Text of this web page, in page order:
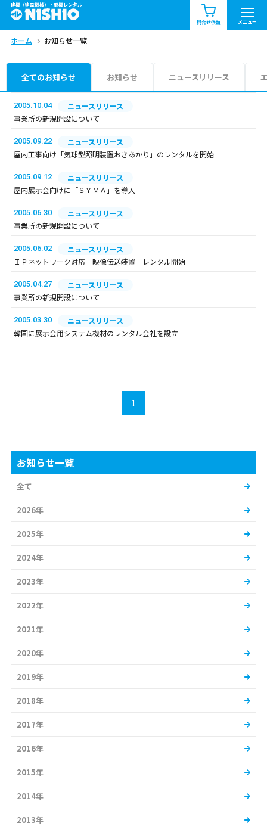
建機（建設機械）・重機レンタル
問合せ依頼 メニュー
商品一覧 お知らせ一覧
問合せ依頼リスト
エリア情報を見る
ホーム お知らせ一覧
全てのお知らせ お知らせ ニュースリリース
2005.10.04
ニュースリリース
事業所の新規開設について
2005.09.22
ニュースリリース
屋内工事向け「気球型照明装置おきあかり」のレンタルを開始
2005.09.12
ニュースリリース
屋内展示会向けに「ＳＹＭＡ」を導入
2005.06.30
ニュースリリース
事業所の新規開設について
2005.06.02
ニュースリリース
ＩＰネットワーク対応 映像伝送装置 レンタル開始
2005.04.27
ニュースリリース
事業所の新規開設について
2005.03.30
ニュースリリース
韓国に展示会用システム機材のレンタル会社を設立
1
お知らせ一覧
全て
2026年
2025年
2024年
2023年
2022年
2021年
2020年
2019年
2018年
2017年
2016年
2015年
2014年
2013年